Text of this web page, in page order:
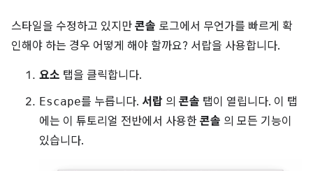
스타일을 수정하고 있지만 콘솔 로그에서 무언가를 빠르게 확
인해야 하는 경우 어떻게 해야 할까요? 서랍을 사용합니다.
요소 탭을 클릭합니다.
Escape를 누릅니다. 서랍 의 콘솔 탭이 열립니다. 이 탭
에는 이 튜토리얼 전반에서 사용한 콘솔 의 모든 기능이
있습니다.